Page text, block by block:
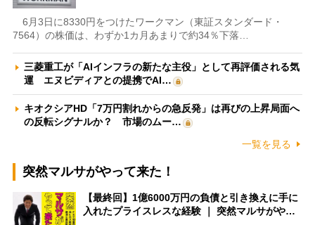
6月3日に8330円をつけたワークマン（東証スタンダード・
7564）の株価は、わずか1カ月あまりで約34％下落…
三菱重工が「AIインフラの新たな主役」として再評価される気
運 エヌビディアとの提携でAI…
キオクシアHD「7万円割れからの急反発」は再びの上昇局面へ
の反転シグナルか？ 市場のムー…
一覧を見る
突然マルサがやって来た！
【最終回】1億6000万円の負債と引き換えに手に
入れたプライスレスな経験 ｜ 突然マルサがや…